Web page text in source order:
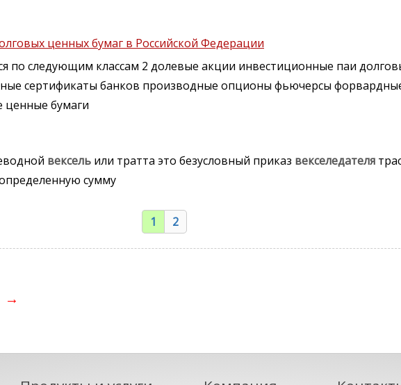
ценных бумаг в Российской Федерации
по следующим классам 2 долевые акции инвестиционные паи
сертификаты банков производные опционы фьючерсы
ценные бумаги
вексель или тратта это безусловный приказ векселедателя
сумму
1 2